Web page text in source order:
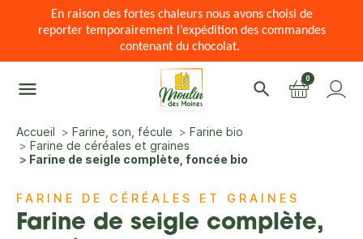
En raison des fortes chaleurs nous avons choisi de
reporter temporairement l’expédition des commandes
contenant du chocolat.
menu search 0
Accueil Farine, son, fécule
Farine bio
Farine de céréales et graines
Farine de seigle complète, foncée bio
FARINE DE CÉRÉALES ET GRAINES
Farine de seigle complète,